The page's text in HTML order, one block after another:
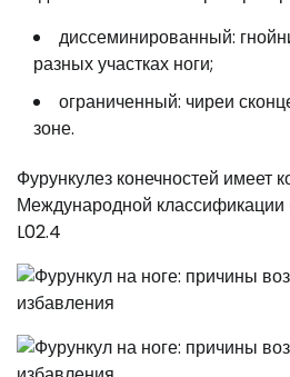
диссеминированный:
разных участках ноги;
ограниченный: чиреи
зоне.
Фурункулез конечностей имеет
Международной
L02.4